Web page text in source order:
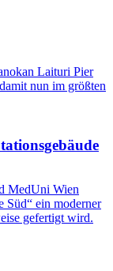
Laituri Pier
nun im größten
MedUni Wien
Süd“ ein moderner
gefertigt wird.